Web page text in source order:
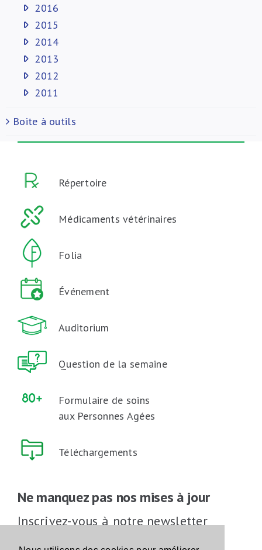
2016
2015
2014
2013
2012
2011
Boite à outils
Répertoire
Médicaments vétérinaires
Folia
Événement
Auditorium
Question de la semaine
Formulaire de soins
aux Personnes Agées
Téléchargements
Ne manquez pas nos mises à jour
Inscrivez-vous à notre newsletter